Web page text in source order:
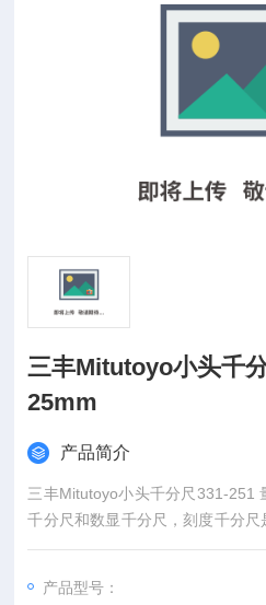
三丰Mitutoyo小头千
25mm
产品简介
三丰Mitutoyo小头千分尺331-251
千分尺和数显千分尺，刻度千分尺
手携式通用长度测量工具。数显
产品型号：